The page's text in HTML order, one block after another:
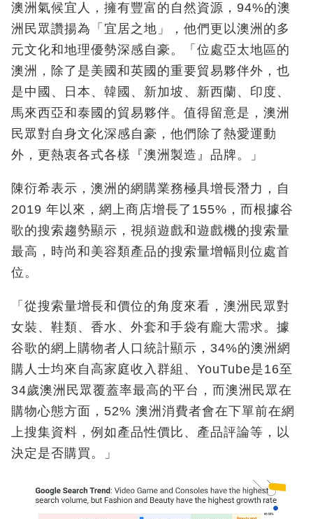
澳洲氣候宜人，擁有豐富的自然資源，94%的澳
洲民眾讚揚為「宜居之地」，他們更以澳洲的多
元文化和地理優勢深感自豪。「位處亞太地區的
澳洲，除了是美國和英國的重要貿易夥伴外，也
是中國、日本、韓國、新加坡、新西蘭、印度、
馬來西亞和泰國的貿易夥伴。值得留意是，澳洲
民眾對自身文化深感自豪，他們除了熱愛運動
外，更熱衷各式各樣『澳洲製造』品牌。」
陳衍希表示，澳洲的網購業務極具增長潛力，自
2019 年以來，網上商店增長了155%，而根據谷
歌的搜索趨勢顯示，視頻遊戲和遊戲機的搜索量
最高，時尚和美容類產品的搜索量增幅則位處首
位。
「從搜索量增長和價位的角度來看，澳洲民眾對
女裝、鞋類、香水、外套和手袋有龐大需求。據
谷歌的網上購物者人口統計顯示，34%的澳洲網
購人士均來自高家庭收入群組、YouTube是16至
34歲澳洲民眾覆蓋率最高的平台，而澳洲民眾在
購物心態方面，52% 澳洲消費者會在下單前在網
上搜集資料，例如產品性價比、產品評論等，以
決定是否購買。」